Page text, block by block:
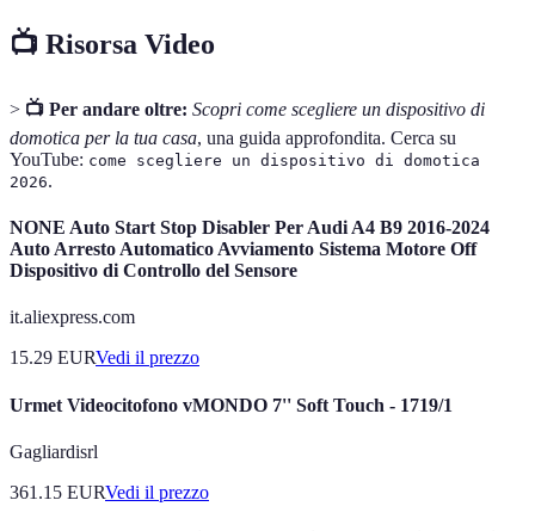
📺 Risorsa Video
> 📺 Per andare oltre: Scopri come scegliere un dispositivo di
domotica per la tua casa, una guida approfondita. Cerca su
YouTube: come scegliere un dispositivo di domotica
2026.
NONE Auto Start Stop Disabler Per Audi A4 B9 2016-2024
Auto Arresto Automatico Avviamento Sistema Motore Off
Dispositivo di Controllo del Sensore
it.aliexpress.com
15.29 EURVedi il prezzo
Urmet Videocitofono vMONDO 7'' Soft Touch - 1719/1
Gagliardisrl
361.15 EURVedi il prezzo